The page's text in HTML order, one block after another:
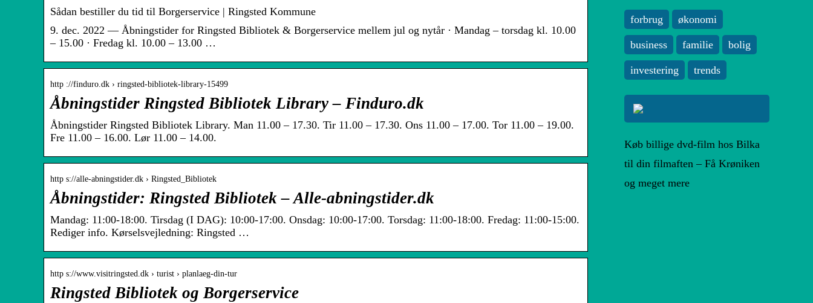
Sådan bestiller du tid til Borgerservice | Ringsted Kommune
9. dec. 2022 — Åbningstider for Ringsted Bibliotek & Borgerservice mellem jul og nytår · Mandag – torsdag kl. 10.00
– 15.00 · Fredag kl. 10.00 – 13.00 …
http ://finduro.dk › ringsted-bibliotek-library-15499
Åbningstider Ringsted Bibliotek Library – Finduro.dk
Åbningstider Ringsted Bibliotek Library. Man 11.00 – 17.30. Tir 11.00 – 17.30. Ons 11.00 – 17.00. Tor 11.00 – 19.00.
Fre 11.00 – 16.00. Lør 11.00 – 14.00.
http s://alle-abningstider.dk › Ringsted_Bibliotek
Åbningstider: Ringsted Bibliotek – Alle-abningstider.dk
Mandag: 11:00-18:00. Tirsdag (I DAG): 10:00-17:00. Onsdag: 10:00-17:00. Torsdag: 11:00-18:00. Fredag: 11:00-15:00.
Rediger info. Kørselsvejledning: Ringsted …
http s://www.visitringsted.dk › turist › planlaeg-din-tur
Ringsted Bibliotek og Borgerservice
forbrug økonomi
business familie bolig
investering trends
Køb billige dvd-film hos Bilka
til din filmaften – Få Krøniken
og meget mere